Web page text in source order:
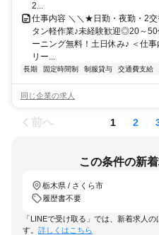
2...
仕事内容 ＼＼★日勤・夜勤・2
タン軽作業♪未経験歓迎◎20～
ーニング無料！土日休み♪ ＜仕
リー...
長期 固定時間制 制服貸与 交通費支給
同じ企業の求人
前へ 1 2
この条件の新
栃木県 / さくら市
履歴書不要
「LINEで受け取る」では、新着求人
す。 詳しくはこちら